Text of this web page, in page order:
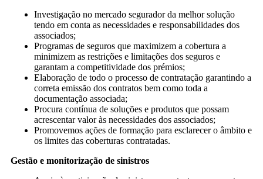
Investigação no mercado segurador da melhor solução
tendo em conta as necessidades e responsabilidades dos
associados;
Programas de seguros que maximizem a cobertura a
minimizem as restrições e limitações dos seguros e
garantam a competitividade dos prémios;
Elaboração de todo o processo de contratação garantindo a
correta emissão dos contratos bem como toda a
documentação associada;
Procura contínua de soluções e produtos que possam
acrescentar valor às necessidades dos associados;
Promovemos ações de formação para esclarecer o âmbito e
os limites das coberturas contratadas.
Gestão e monitorização de sinistros